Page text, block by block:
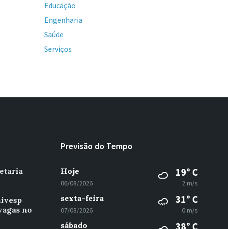
Educação
Engenharia
Saúde
Serviços
no
Previsão do Tempo
Hoje
06/08/2026
19° C
2 m/s
sexta-feira
07/08/2026
31° C
0 m/s
sábado